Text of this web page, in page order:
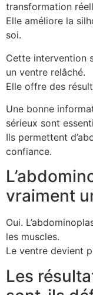
transformation
Elle améliore la
soi.
Cette intervention
un ventre relâché.
Elle offre des
Une bonne
sérieux sont
Ils permettent
confiance.
vraiment
Oui.
les muscles.
Le ventre devient
Les